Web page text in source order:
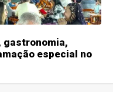
gastronomia,
especial no